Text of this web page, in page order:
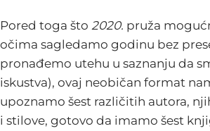
Pored toga što 2020. pruža
očima sagledamo godinu bez
pronađemo utehu u saznanju da
iskustva), ovaj neobičan format
upoznamo šest različitih autora,
i stilove, gotovo da imamo šest